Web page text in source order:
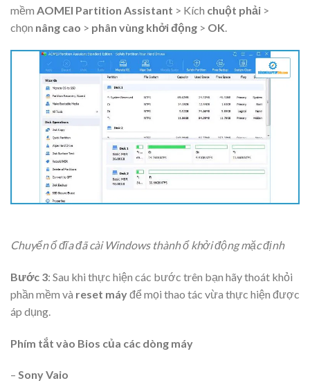
mềm AOMEI Partition Assistant > Kích chuột phải >
chọn nâng cao > phân vùng khởi động > OK
Chuyển ổ đĩa đã cài Windows thành ổ khởi động mặc định
Bước 3: Sau khi thực hiện các bước trên bạn hãy thoát khỏi
phần mềm và reset máyđể mọi thao tác vừa thực hiện được
áp dụng.
Phím tắt vào Bios của các dòng máy
– Sony Vaio